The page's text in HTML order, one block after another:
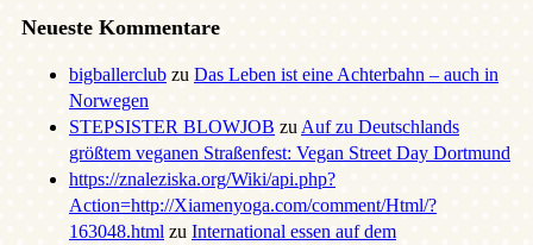
Neueste Kommentare
bigballerclub zu Das Leben ist eine Achterbahn – auch in
Norwegen
STEPSISTER BLOWJOB zu Auf zu Deutschlands
größtem veganen Straßenfest: Vegan Street Day Dortmund
https://znaleziska.org/Wiki/api.php?
Action=http://Xiamenyoga.com/comment/Html/?
163048.html zu International essen auf dem